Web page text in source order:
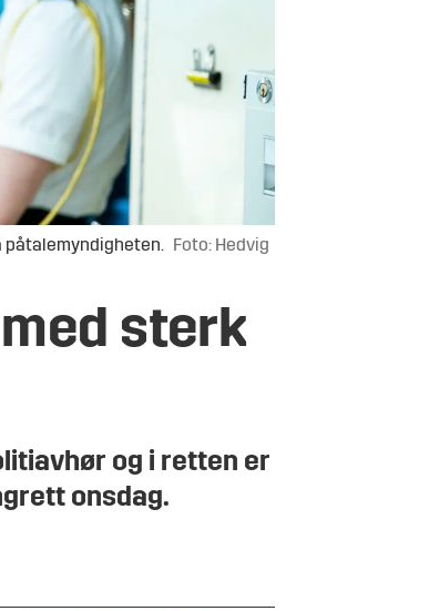
påtalemyndigheten.
Foto: Hedvig
sterk
og i retten er
onsdag.